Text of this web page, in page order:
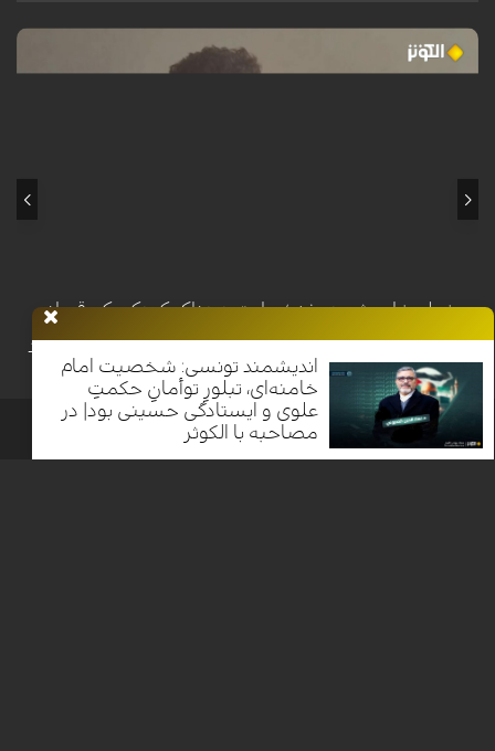
دو پا، فلج شدن دست چپ، فلج نیمی از صورت و آسیب جدی به بینایی وی
خطر خاموش در غزه؛ روایت دردناک کودکی که قربانی
بمب‌های برجای‌مانده از جنگ شد| فلسطین الصمود
اندیشمند تونسی: شخصیت امام
خامنه‌ای، تبلورِ توأمانِ حکمتِ
علوی و ایستادگی حسینی بود| در
مصاحبه با الکوثر